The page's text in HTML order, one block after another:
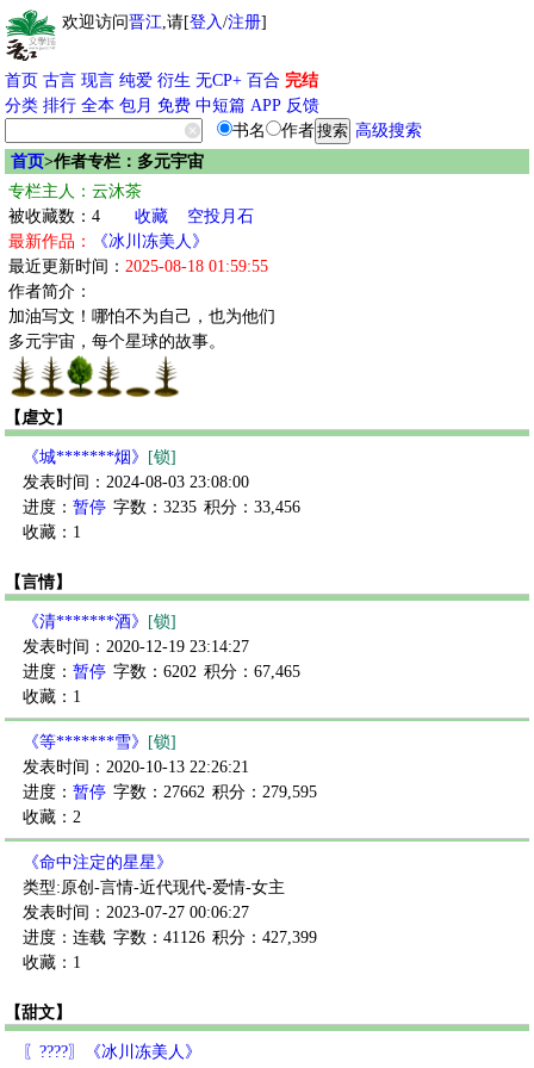
欢迎访问晋江,请[登入/注册]
首页 古言 现言 纯爱 衍生 无CP+ 百合 完结
分类 排行 全本 包月 免费 中短篇 APP 反馈
书名
作者
高级搜索
首页>作者专栏：多元宇宙
专栏主人：云沐茶
被收藏数：4
收藏
空投月石
最新作品：
《冰川冻美人》
最近更新时间： 2025-08-18 01:59:55
作者简介：
加油写文！哪怕不为自己，也为他们
多元宇宙，每个星球的故事。
【虐文】
《城*******烟》
[锁]
发表时间：2024-08-03 23:08:00
进度： 暂停 字数：3235 积分：33,456
收藏：1
【言情】
《清*******酒》
[锁]
发表时间：2020-12-19 23:14:27
进度： 暂停 字数：6202 积分：67,465
收藏：1
《等*******雪》
[锁]
发表时间：2020-10-13 22:26:21
进度： 暂停 字数：27662 积分：279,595
收藏：2
《命中注定的星星》
类型:原创-言情-近代现代-爱情-女主
发表时间：2023-07-27 00:06:27
进度：连载 字数：41126 积分：427,399
收藏：1
【甜文】
〖????〗《冰川冻美人》